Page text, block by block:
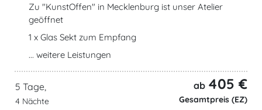
Zu "KunstOffen" in Mecklenburg ist unser Atelier
geöffnet
1 x Glas Sekt zum Empfang
... weitere Leistungen
5 Tage,
4 Nächte
ab 405 €
Gesamtpreis (EZ)